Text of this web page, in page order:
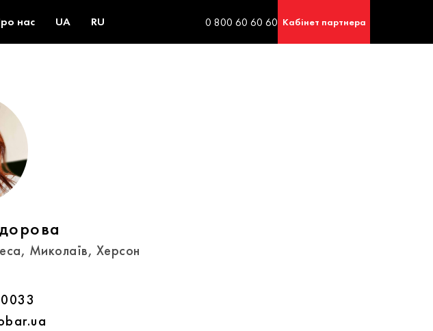
нас UA RU 0 800 60 60 60 Кабінет партнера
Миколаїв, Херсон